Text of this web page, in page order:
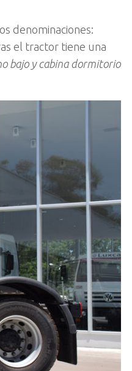
denominaciones:
el tractor tiene una
bajo y cabina dormitorio